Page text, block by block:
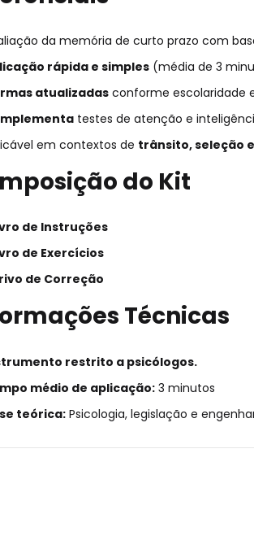
da memória de curto prazo com
rápida e simples (média de 3
atualizadas conforme escolaridade
testes de atenção e
em contextos de trânsito, seleção
do Kit
de Instruções
de Exercícios
de Correção
Técnicas
restrito a psicólogos.
médio de aplicação:3 minutos
teórica:Psicologia, legislação e